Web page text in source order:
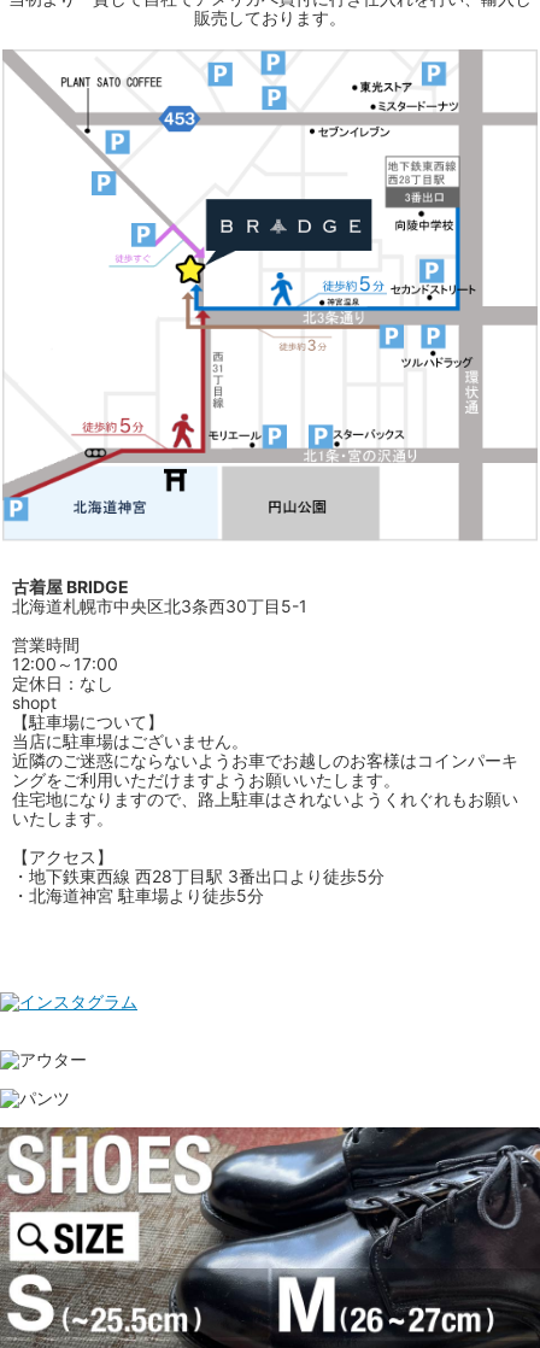
販売しております。
古着屋 BRIDGE
北海道札幌市中央区北3条西30丁目5-1
営業時間
12:00～17:00
定休日：なし
shopt
【駐車場について】
当店に駐車場はございません。
近隣のご迷惑にならないようお車でお越しのお客様はコインパーキ
ングをご利用いただけますようお願いいたします。
住宅地になりますので、路上駐車はされないようくれぐれもお願い
いたします。
【アクセス】
・地下鉄東西線 西28丁目駅 3番出口より徒歩5分
・北海道神宮 駐車場より徒歩5分